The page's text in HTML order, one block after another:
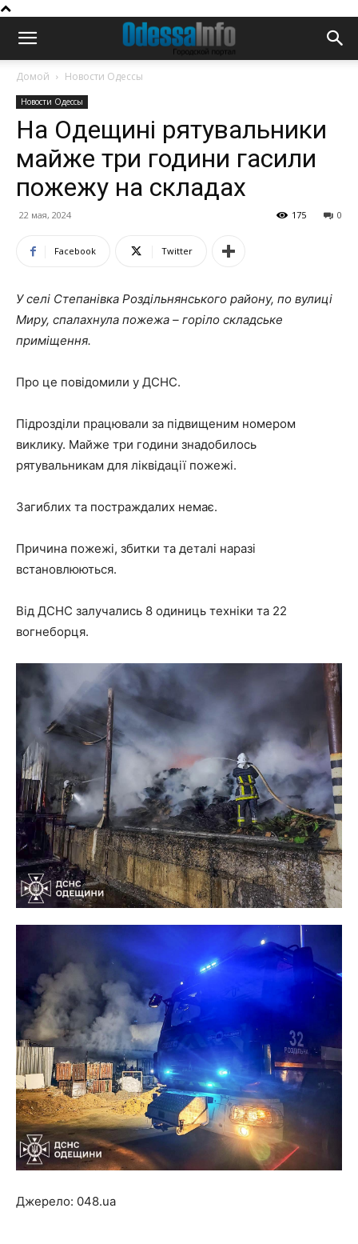
Домой Новости Одессы
Новости Одессы
На Одещині рятувальники
майже три години гасили
пожежу на складах
22 мая, 2024 0
175
Facebook Twitter
У селі Степанівка Роздільнянського району, по вулиці
Миру, спалахнула пожежа – горіло складське
приміщення.
Про це повідомили у ДСНС.
Підрозділи працювали за підвищеним номером
виклику. Майже три години знадобилось
рятувальникам для ліквідації пожежі.
Загиблих та постраждалих немає.
Причина пожежі, збитки та деталі наразі
встановлюються.
Від ДСНС залучались 8 одиниць техніки та 22
вогнеборця.
Джерело: 048.ua